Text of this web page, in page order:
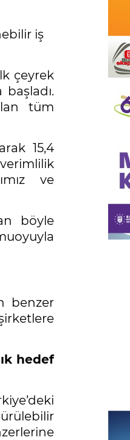
iş
çeyrek
tüm
15,4
ve
böyle
benzer
hedef